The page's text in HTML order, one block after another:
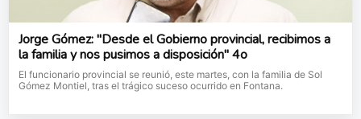
Jorge Gómez: "Desde el Gobierno provincial, recibimos a
la familia y nos pusimos a disposición" 4o
El funcionario provincial se reunió, este martes, con la familia de Sol
Gómez Montiel, tras el trágico suceso ocurrido en Fontana.